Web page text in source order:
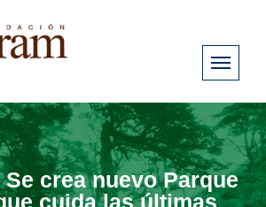
crea nuevo Parque
cuida las últimas